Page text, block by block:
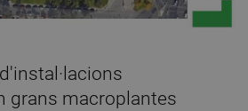
grans macroplantes